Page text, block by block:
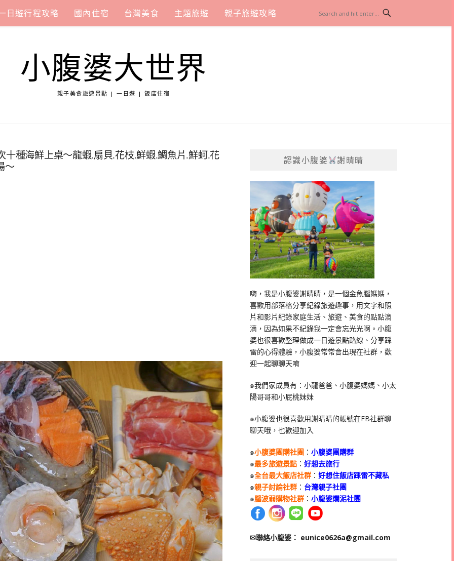
日遊行程攻略 國內住宿 台灣美食 主題旅遊 親子旅遊攻略
小腹婆大世界
親子美食旅遊景點 | 一日遊 | 飯店住宿
種海鮮上桌～龍蝦.扇貝.花枝.鮮蝦.鯛魚片.鮮蚵.花
～
認識小腹婆 謝晴晴
嗨，我是小腹婆謝晴晴，是一個金魚腦媽媽，
喜歡用部落格分享紀錄旅遊趣事，用文字和照
片和影片紀錄家庭生活、旅遊、美食的點點滴
滴，因為如果不紀錄我一定會忘光光啊。小腹
婆也很喜歡整理做成一日遊景點路線、分享踩
雷的心得體驗，小腹婆常常會出現在社群，歡
迎一起聊聊天唷
๑我們家成員有：小龍爸爸、小腹婆媽媽、小太
陽哥哥和小屁桃妹妹
๑小腹婆也很喜歡用謝晴晴的帳號在FB社群聊
聊天哦，也歡迎加入
๑小腹婆團購社團 ：小腹婆團購群
๑最多旅遊景點 ：好想去旅行
๑全台最大飯店社群 ：好想住飯店踩雷不藏私
๑親子討論社群 ： 台灣親子社團
๑腦波弱購物社群 ：小腹婆爛泥社團
✉聯絡小腹婆： eunice0626a@gmail.com